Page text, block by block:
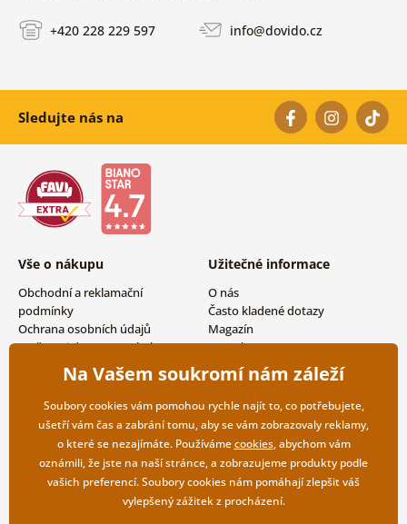
+420 228 229 597 info@dovido.cz
Sledujte nás na
Vše o nákupu
Obchodní a reklamační
podmínky
Ochrana osobních údajů
Možnosti dopravy a platby
Vrácení zboží
Užitečné informace
O nás
Často kladené dotazy
Magazín
Kontakty
Velkoobchodní spolupráce
Na Vašem soukromí nám záleží
Soubory cookies vám pomohou rychle najít to, co potřebujete,
ušetří vám čas a zabrání tomu, aby se vám zobrazovaly reklamy,
o které se nezajímáte. Používámecookies, abychom vám
oznámili, že jste na naší stránce, a zobrazujeme produkty podle
vašich preferencí. Soubory cookies nám pomáhají zlepšit váš
vylepšený zážitek z procházení.